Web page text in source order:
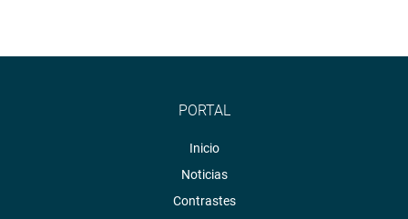
PORTAL
Inicio
Noticias
Contrastes